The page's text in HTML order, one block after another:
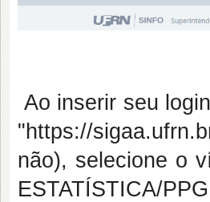
Ao inserir seu
"https://
não), selecione o
ESTATÍSTICA/